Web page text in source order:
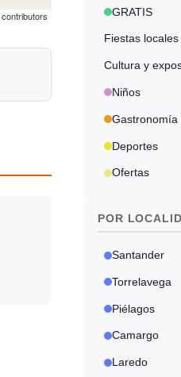
contributors GRATIS
Fiestas locales
Cultura y
Niños
Gastronomía
Deportes
Ofertas
POR
Santander
Torrelavega
Piélagos
Camargo
Laredo